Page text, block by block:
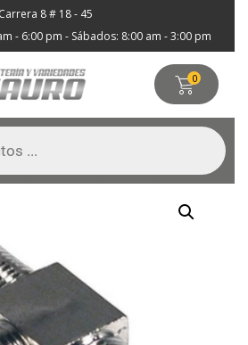
Carrera 8 # 18 - 45
- 6:00 pm - Sábados: 8:00 am - 3:00 pm
0